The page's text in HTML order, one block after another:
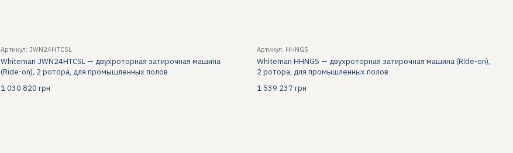
Артикул: JWN24HTCSL
Whiteman JWN24HTCSL — двухроторная затирочная машина
(Ride-on), 2 ротора, для промышленных полов
1 030 820 грн
Артикул: HHNG5
Whiteman HHNG5 — двухроторная затирочная машина (Ride-on),
2 ротора, для промышленных полов
1 539 237 грн